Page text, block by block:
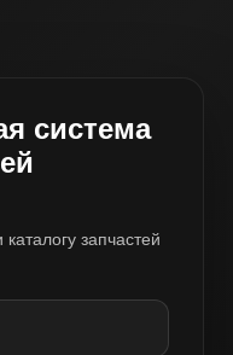
система
запчастей